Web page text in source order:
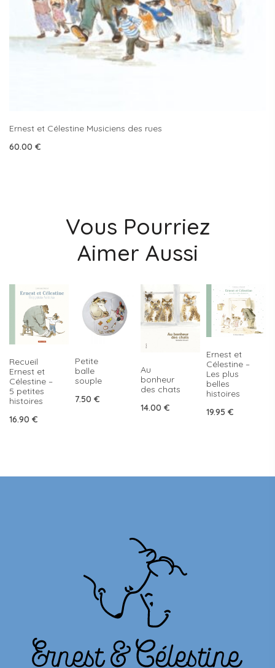
Ernest et Célestine Musiciens des rues
60.00 €
Vous Pourriez
Aimer Aussi
Recueil
Ernest et
Célestine –
5 petites
histoires
16.90 €
Petite
balle
souple
7.50 €
Au
bonheur
des chats
14.00 €
Ernest et
Célestine –
Les plus
belles
histoires
19.95 €